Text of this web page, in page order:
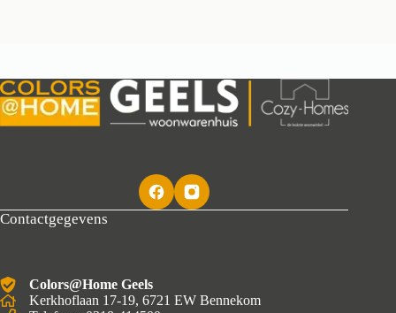
Contactgegevens
Colors@Home Geels
Kerkhoflaan 17-19, 6721 EW Bennekom